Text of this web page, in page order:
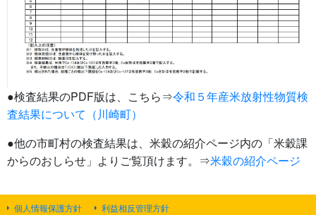
●検査結果のPDF版は、こちら⇒令和５年産米放射性物質検
査結果について（川崎町）
●他の市町村の検査結果は、米穀の紹介ページ内の「米穀課
からのおしらせ」よりご覧頂けます。⇒米穀の紹介ページ
個人情報保護方針 利益相反管理方針